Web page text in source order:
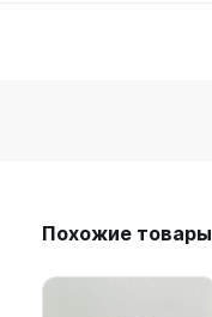
Похожие товары